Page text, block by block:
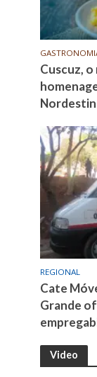
Cuscuz,
REGIONAL
Cate
Grande
Video